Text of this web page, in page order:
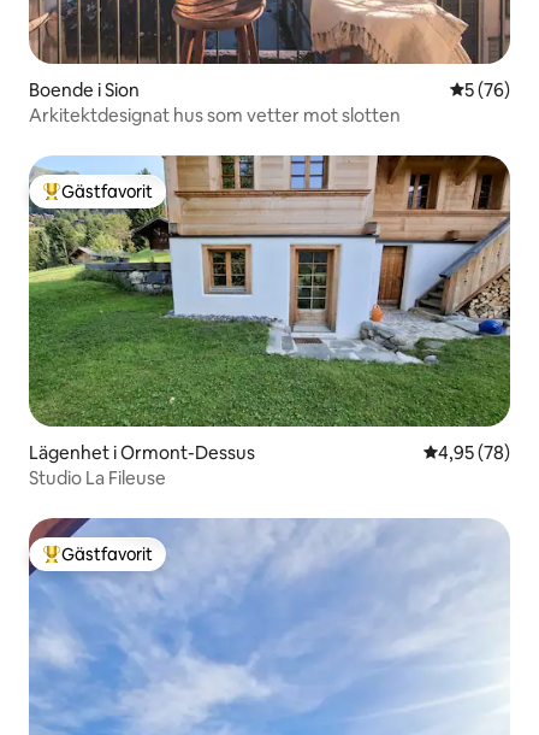
Boende i Sion 5 av 5 i
5 (76)
Arkitektdesignat hus som vetter mot slotten
Populär gästfavorit
Gästfavorit
Lägenhet i Ormont-Dessus 4,95 av 5 i
4,95 (78)
Studio La Fileuse
Populär gästfavorit
Gästfavorit